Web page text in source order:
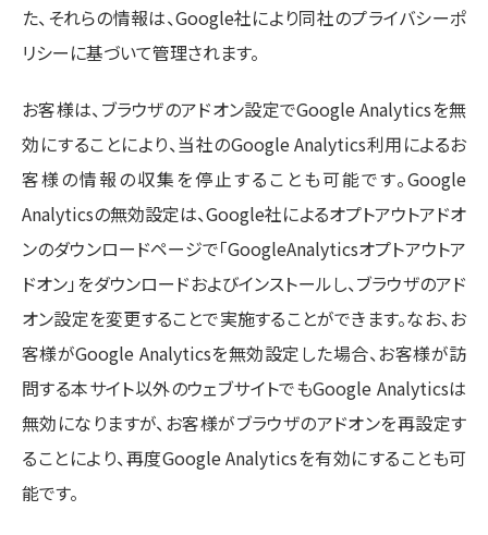
た、それらの情報は、Google社により同社のプライバシーポ
リシーに基づいて管理されます。
お客様は、ブラウザのアドオン設定でGoogle Analyticsを無
効にすることにより、当社のGoogle Analytics利用によるお
客様の情報の収集を停止することも可能です。Google
Analyticsの無効設定は、Google社によるオプトアウトアドオ
ンのダウンロードページで「GoogleAnalyticsオプトアウトア
ドオン」をダウンロードおよびインストールし、ブラウザのアド
オン設定を変更することで実施することができます。なお、お
客様がGoogle Analyticsを無効設定した場合、お客様が訪
問する本サイト以外のウェブサイトでもGoogle Analyticsは
無効になりますが、お客様がブラウザのアドオンを再設定す
ることにより、再度Google Analyticsを有効にすることも可
能です。